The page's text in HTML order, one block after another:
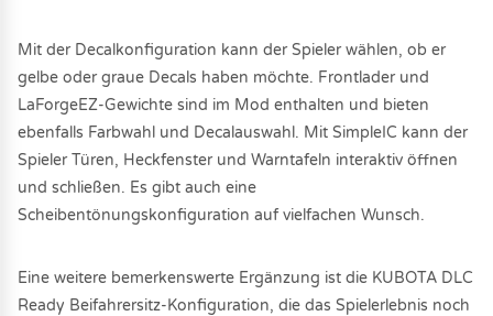
Mit der Decalkonfiguration kann der Spieler wählen, ob er
gelbe oder graue Decals haben möchte. Frontlader und
LaForgeEZ-Gewichte sind im Mod enthalten und bieten
ebenfalls Farbwahl und Decalauswahl. Mit SimpleIC kann der
Spieler Türen, Heckfenster und Warntafeln interaktiv öffnen
und schließen. Es gibt auch eine
Scheibentönungskonfiguration auf vielfachen Wunsch.
Eine weitere bemerkenswerte Ergänzung ist die KUBOTA DLC
Ready Beifahrersitz-Konfiguration, die das Spielerlebnis noch